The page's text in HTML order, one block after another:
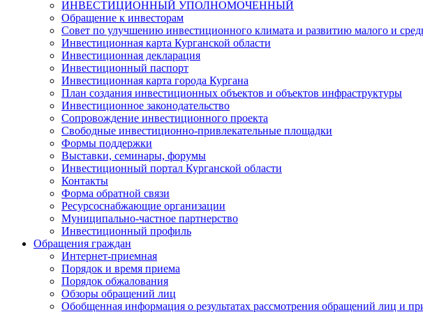
ИНВЕСТИЦИОННЫЙ УПОЛНОМОЧЕННЫЙ
Обращение к инвесторам
Совет по улучшению инвестиционного климата и развитию малого и
Инвестиционная карта Курганской области
Инвестиционная декларация
Инвестиционный паспорт
Инвестиционная карта города Кургана
План создания инвестиционных объектов и объектов инфраструктуры
Инвестиционное законодательство
Сопровождение инвестиционного проекта
Свободные инвестиционно-привлекательные площадки
Формы поддержки
Выставки, семинары, форумы
Инвестиционный портал Курганской области
Контакты
Форма обратной связи
Ресурсоснабжающие организации
Муниципально-частное партнерство
Инвестиционный профиль
Обращения граждан
Интернет-приемная
Порядок и время приема
Порядок обжалования
Обзоры обращений лиц
Обобщенная информация о результатах рассмотрения обращений лиц и